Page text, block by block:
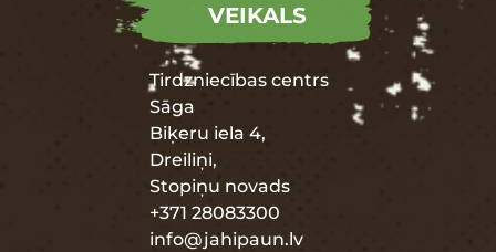
VEIKALS
Tirdzniecības centrs
Sāga
Biķeru iela 4,
Dreiliņi,
Stopiņu novads
+371 28083300
info@jahipaun.lv